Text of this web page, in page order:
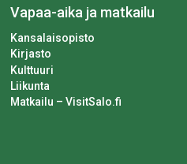
Vapaa-aika ja matkailu
Kansalaisopisto
Kirjasto
Kulttuuri
Liikunta
Matkailu – VisitSalo.fi